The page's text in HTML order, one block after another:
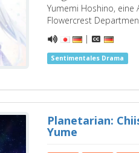
Yumemi Hoshino, eine
Flowercrest
|
Sentimentales Drama
Planetarian:
Yume